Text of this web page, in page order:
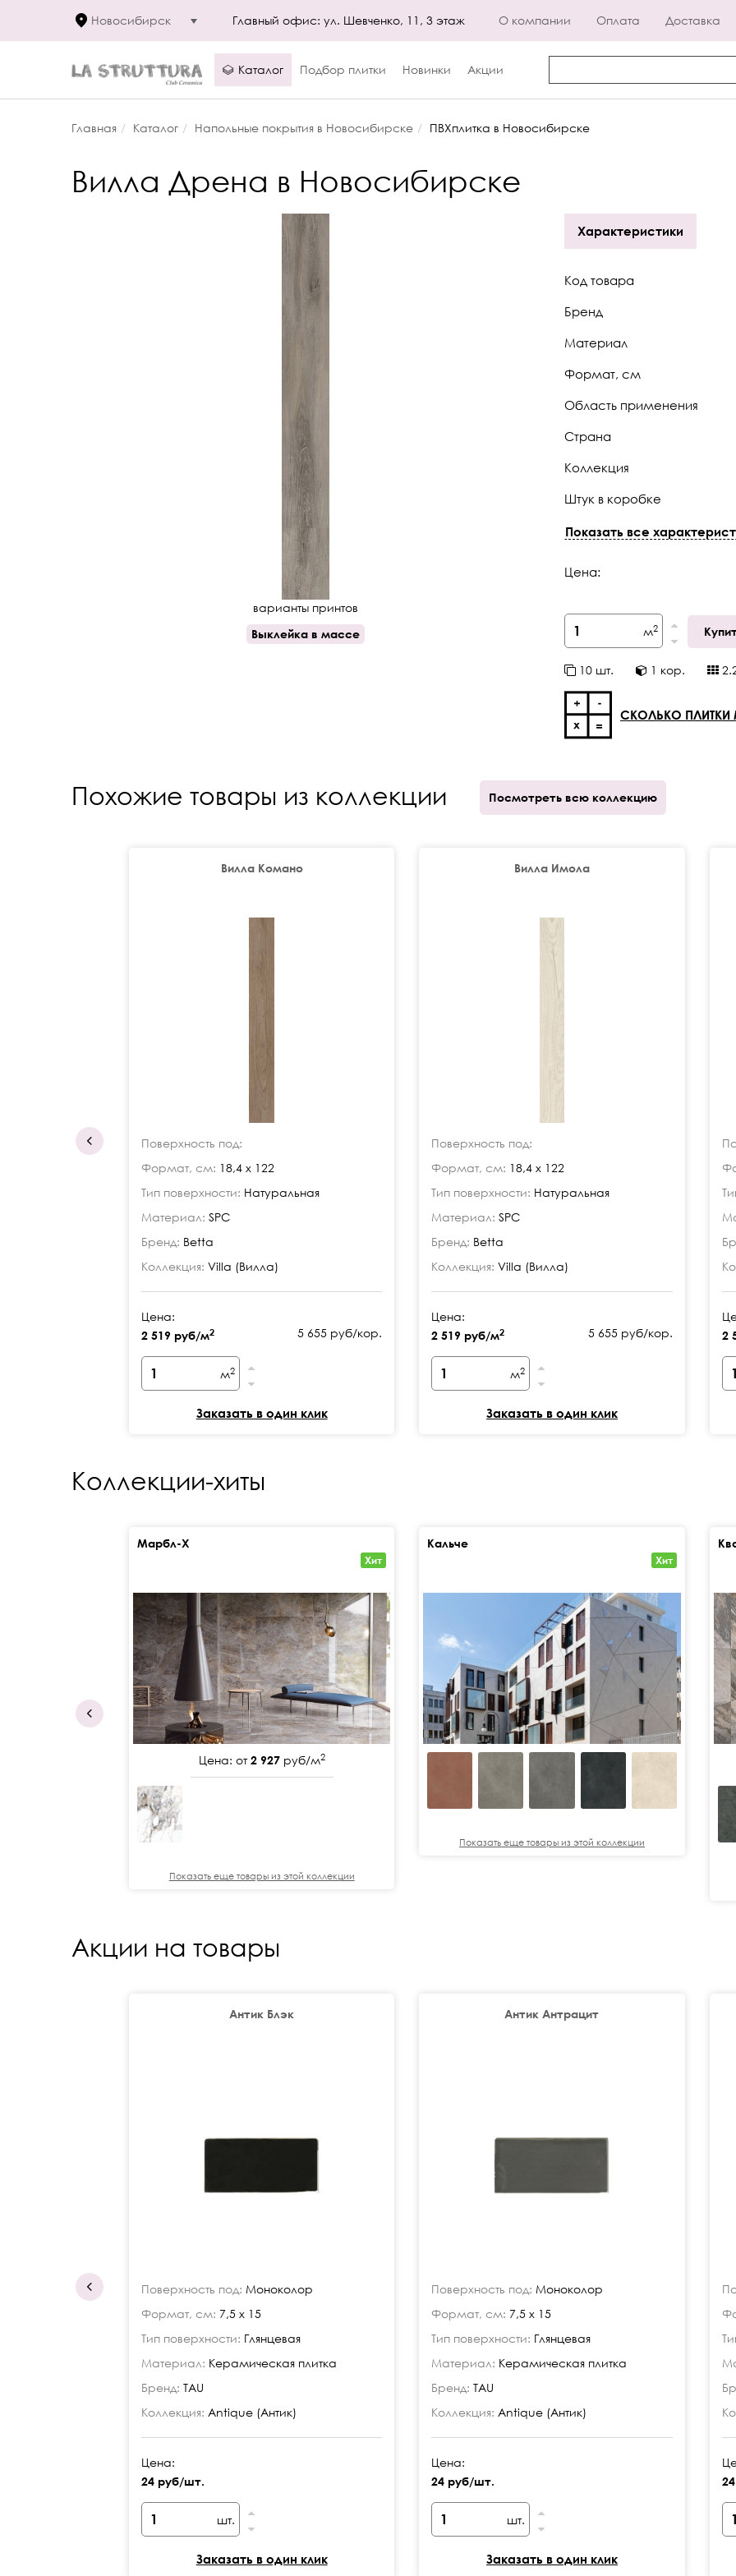
Новосибирск Главный офис: ул. Шевченко, 11, 3 этаж О компании Оплата Доставка
Каталог Подбор плитки Новинки Акции
Главная Каталог Напольные покрытия в Новосибирске ПВХплитка в Новосибирске
Вилла Дрена в Новосибирске
варианты принтов
Выклейка в массе
Характеристики
Код товара
Бренд
Материал
Формат, см
Область применения
Страна
Коллекция
Штук в коробке
Тип поверхности
Фаска
Показать все
Цена:
м2
10 шт. 1 кор.
СКОЛЬКО
Похожие товары из коллекции Посмотреть всю коллекцию
Вилла Комано
Поверхность под:
Формат, см: 18,4 x 122
Тип поверхности: Натуральная
Материал: SPC
Бренд: Betta
Коллекция: Villa (Вилла)
Цена:
2 519 руб/м2 5 655 руб/кор.
м2
Заказать в один клик
Вилла Имола
Поверхность под:
Формат, см: 18,4 x 122
Тип поверхности: Натуральная
Материал: SPC
Бренд: Betta
Коллекция: Villa (Вилла)
Цена:
2 519 руб/м2 5 655 руб/кор.
м2
Заказать в один клик
2
Коллекции-хиты
Марбл-Х
Хит
Цена: от2 927руб/м2
Показать еще товары из этой коллекции
Кальче
Хит
Показать еще товары из этой коллекции
Акции на товары
Антик Блэк
Поверхность под: Моноколор
Формат, см: 7,5 x 15
Тип поверхности: Глянцевая
Материал: Керамическая плитка
Бренд: TAU
Коллекция: Antique (Антик)
Цена:
24 руб/шт.
шт.
Заказать в один клик
Антик Антрацит
Поверхность под: Моноколор
Формат, см: 7,5 x 15
Тип поверхности: Глянцевая
Материал: Керамическая плитка
Бренд: TAU
Коллекция: Antique (Антик)
Цена:
24 руб/шт.
шт.
Заказать в один клик